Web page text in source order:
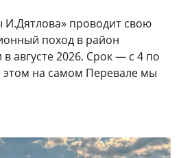
проводит свою
поход в район
августе 2026. Срок — с 4 по
этом на самом Перевале мы